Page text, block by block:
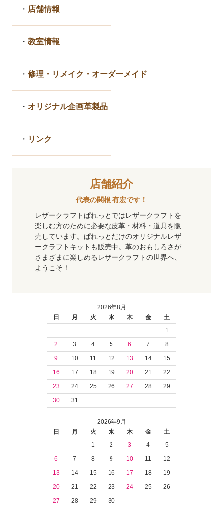
・ 店舗情報
・教室情報
・修理・リメイク・ オーダーメイド
・ オリジナル企画革製品
・ リンク
店舗紹介
代表の関根 有宏です！
レザークラフトぱれっとではレザークラフトを
楽しむ方のために必要な皮革・材料・道具を販
売しています。ぱれっとだけのオリジナルレザ
ークラフトキットも販売中。革のおもしろさが
さまざまに楽しめるレザークラフトの世界へ、
ようこそ！
2026年8月
日
月 火 水 木 金
土
1
2
3 4 5 6 7
8
9
10 11 12 13 14
15
16
17 18 19 20 21
22
23
24 25 26 27 28
29
30
31
2026年9月
日
月 火 水 木 金
土
1
2 3 4
5
6
7 8 9 10 11
12
13
14 15 16 17 18
19
20
21 22 23 24 25
26
27
28 29 30